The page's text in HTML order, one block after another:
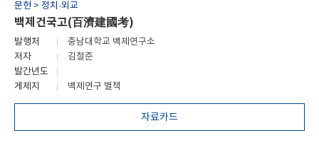
문헌 > 정치·외교
백제건국고(百濟建國考)
발행처
충남대학교 백제연구소
저자
김철준
발간년도
게제지
백제연구 별책
자료카드